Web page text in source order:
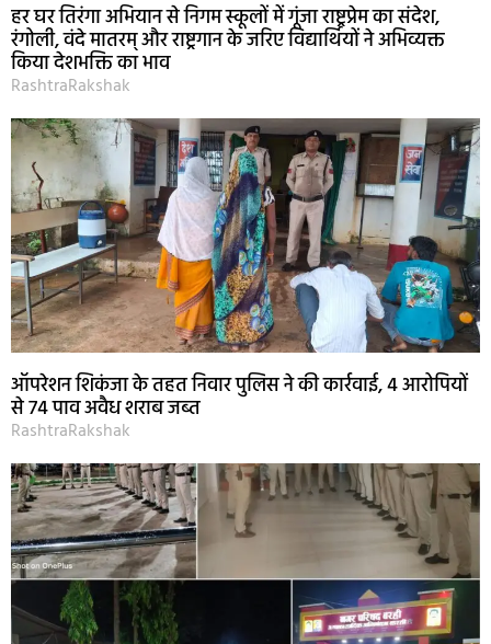
हर घर तिरंगा अभियान से निगम स्कूलों में गूंजा राष्ट्रप्रेम का संदेश,
रंगोली, वंदे मातरम् और राष्ट्रगान के जरिए विद्यार्थियों ने अभिव्यक्त
किया देशभक्ति का भाव
RashtraRakshak
ऑपरेशन शिकंजा के तहत निवार पुलिस ने की कार्रवाई, 4 आरोपियों
से 74 पाव अवैध शराब जब्त
RashtraRakshak